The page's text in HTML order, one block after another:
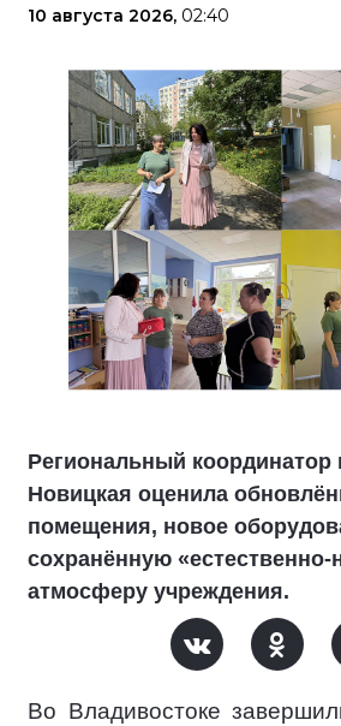
10 августа 2026, 02:40
Региональный координатор
Новицкая оценила
помещения, новое
сохранённую «естественно-
атмосферу учреждения.
Во Владивостоке